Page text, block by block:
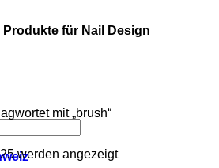
Produkte für Nail Design
mit „brush“
werden angezeigt